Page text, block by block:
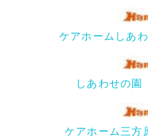
ケアホームしあ
しあわせの
ケアホーム三